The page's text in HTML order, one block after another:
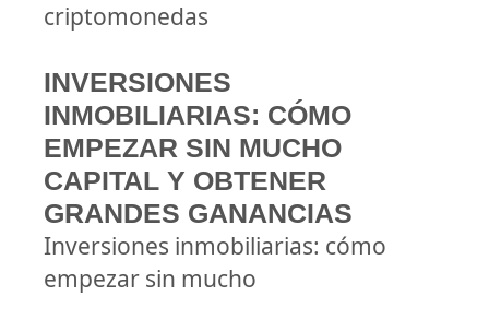
criptomonedas
INVERSIONES
INMOBILIARIAS: CÓMO
EMPEZAR SIN MUCHO
CAPITAL Y OBTENER
GRANDES GANANCIAS
Inversiones inmobiliarias: cómo
empezar sin mucho